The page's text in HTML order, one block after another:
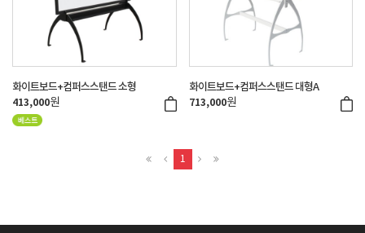
화이트보드+컴퍼스스탠드 소형
413,000원
화이트보드+컴퍼스스탠드 대형A
713,000원
1